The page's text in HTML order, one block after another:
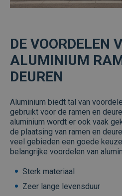
DE VOORDELEN
ALUMINIUM
DEUREN
Aluminium biedt tal van
gebruikt voor de ramen en
aluminium wordt er ook vaak
de plaatsing van ramen en
veel gebieden een goede
belangrijke voordelen van
Sterk materiaal
Zeer lange levensduur